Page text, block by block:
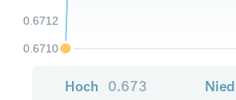
0.6710
0.6712
Hoch 0.673